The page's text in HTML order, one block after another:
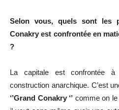
Selon vous, quels sont les
Conakry est confrontée en
?
La capitale est confrontée
construction anarchique. C’est
‘’Grand Conakry ‘’ comme on